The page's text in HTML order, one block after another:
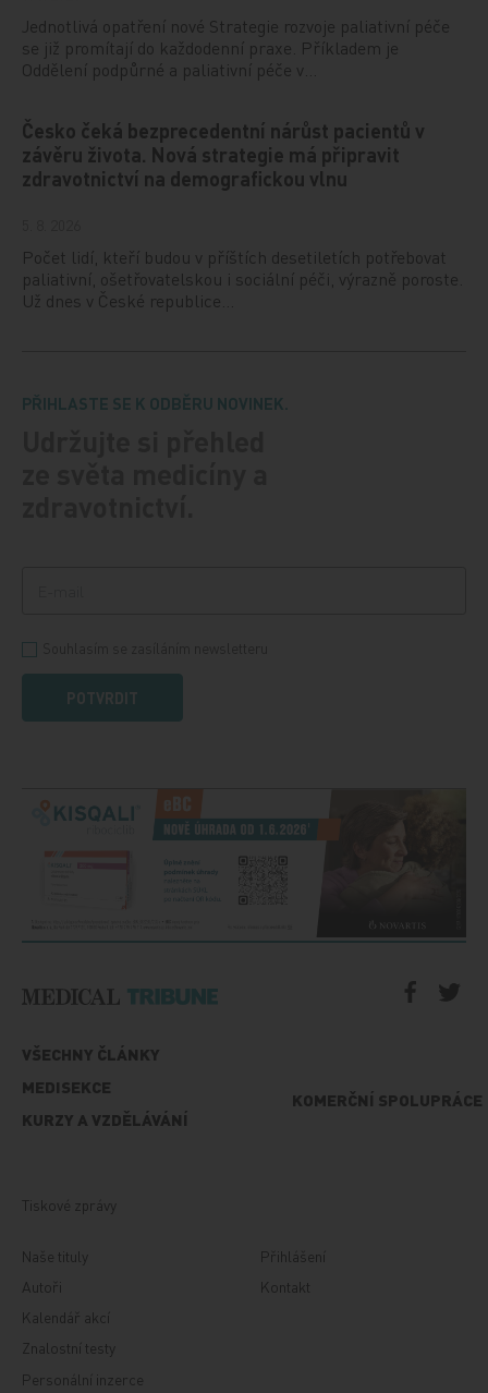
Jednotlivá opatření nové Strategie rozvoje paliativní péče
se již promítají do každodenní praxe. Příkladem je
Oddělení podpůrné a paliativní péče v…
Česko čeká bezprecedentní nárůst pacientů v
závěru života. Nová strategie má připravit
zdravotnictví na demografickou vlnu
Počet lidí, kteří budou v příštích desetiletích potřebovat
paliativní, ošetřovatelskou i sociální péči, výrazně poroste.
Už dnes v České republice…
PŘIHLASTE SE K ODBĚRU NOVINEK.
POTVRDIT
VŠECHNY ČLÁNKY
MEDISEKCE
KURZY A VZDĚLÁVÁNÍ
KOMERČNÍ SPOLUPRÁCE
Tiskové zprávy
Naše tituly
Autoři
Kalendář akcí
Znalostní testy
Personální inzerce
Přihlášení
Kontakt